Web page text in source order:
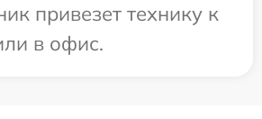
привезет технику к
в офис.